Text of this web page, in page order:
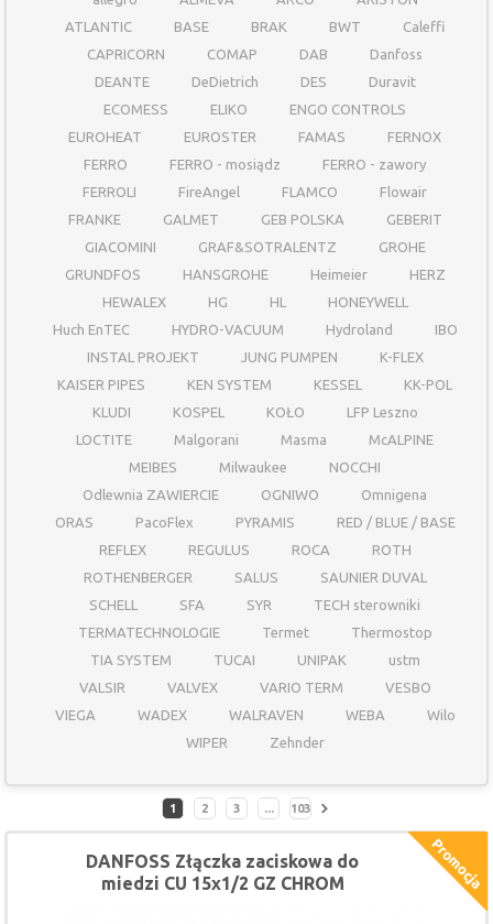
ATLANTIC
BASE BRAK BWT
Caleffi
CAPRICORN
COMAP DAB
Danfoss
DEANTE
DeDietrich DES
Duravit
ECOMESS
ELIKO
ENGO CONTROLS
EUROHEAT
EUROSTER FAMAS
FERNOX
FERRO
FERRO - mosiądz
FERRO - zawory
FERROLI
FireAngel FLAMCO
Flowair
FRANKE
GALMET GEB POLSKA
GEBERIT
GIACOMINI
GRAF&SOTRALENTZ
GROHE
GRUNDFOS
HANSGROHE Heimeier
HERZ
HEWALEX
HG HL
HONEYWELL
Huch EnTEC
HYDRO-VACUUM Hydroland
IBO
INSTAL PROJEKT
JUNG PUMPEN
K-FLEX
KAISER PIPES
KEN SYSTEM KESSEL
KK-POL
KLUDI
KOSPEL KOŁO
LFP Leszno
LOCTITE
Malgorani Masma
McALPINE
MEIBES
Milwaukee
NOCCHI
Odlewnia ZAWIERCIE
OGNIWO
Omnigena
ORAS
PacoFlex PYRAMIS
RED / BLUE / BASE
REFLEX
REGULUS ROCA
ROTH
ROTHENBERGER
SALUS
SAUNIER DUVAL
SCHELL
SFA SYR
TECH sterowniki
TERMATECHNOLOGIE
Termet
Thermostop
TIA SYSTEM
TUCAI UNIPAK
ustm
VALSIR
VALVEX VARIO TERM
VESBO
VIEGA
WADEX WALRAVEN WEBA
Wilo
WIPER
Zehnder
1 2 3 ... 103
DANFOSS Złączka zaciskowa do
miedzi CU 15x1/2 GZ CHROM